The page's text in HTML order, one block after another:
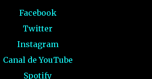
Facebook
Twitter
Instagram
Canal de YouTube
Spotify